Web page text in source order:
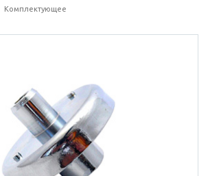
Комплектующее